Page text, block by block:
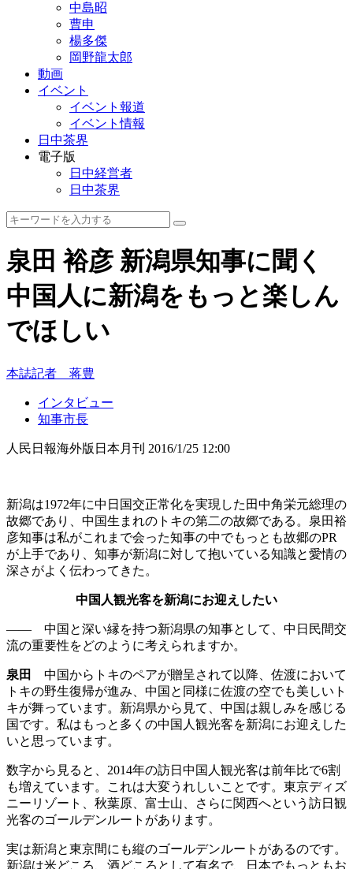
中島昭
曹申
楊多傑
岡野龍太郎
動画
イベント
イベント報道
イベント情報
日中茶界
電子版
日中経営者
日中茶界
泉田 裕彦 新潟県知事に聞く
中国人に新潟をもっと楽しん
でほしい
本誌記者 蒋豊
インタビュー
知事市長
人民日報海外版日本月刊 2016/1/25 12:00
新潟は1972年に中日国交正常化を実現した田中角栄元総理の
故郷であり、中国生まれのトキの第二の故郷である。泉田裕
彦知事は私がこれまで会った知事の中でもっとも故郷のPR
が上手であり、知事が新潟に対して抱いている知識と愛情の
深さがよく伝わってきた。
中国人観光客を新潟にお迎えしたい
—— 中国と深い縁を持つ新潟県の知事として、中日民間交
流の重要性をどのように考えられますか。
泉田
中国からトキのペアが贈呈されて以降、佐渡において
トキの野生復帰が進み、中国と同様に佐渡の空でも美しいト
キが舞っています。新潟県から見て、中国は親しみを感じる
国です。私はもっと多くの中国人観光客を新潟にお迎えした
いと思っています。
数字から見ると、2014年の訪日中国人観光客は前年比で6割
も増えています。これは大変うれしいことです。東京ディズ
ニーリゾート、秋葉原、富士山、さらに関西へという訪日観
光客のゴールデンルートがあります。
実は新潟と東京間にも縦のゴールデンルートがあるのです。
新潟は米どころ、酒どころとして有名で、日本でもっともお